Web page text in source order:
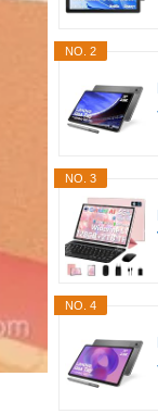
NO. 2
NO. 3
NO. 4